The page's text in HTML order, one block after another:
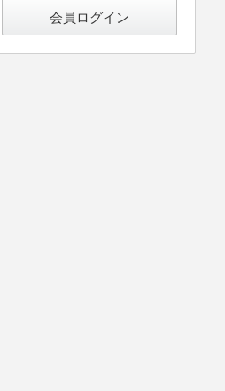
会員ログイン